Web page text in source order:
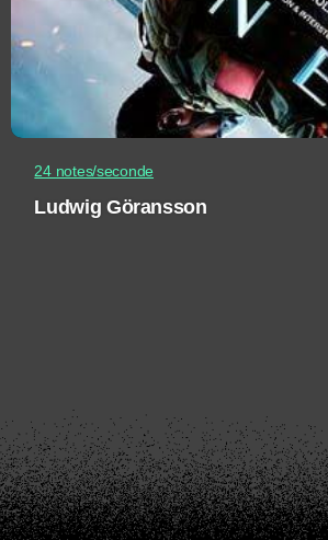
24 notes/seconde
Ludwig Göransson